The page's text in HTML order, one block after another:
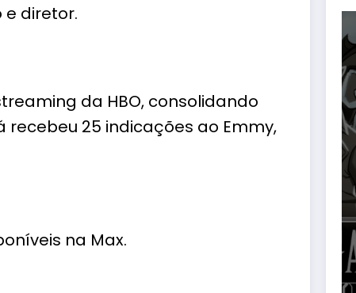
diretor.
da HBO, consolidando
25 indicações ao Emmy,
na Max.